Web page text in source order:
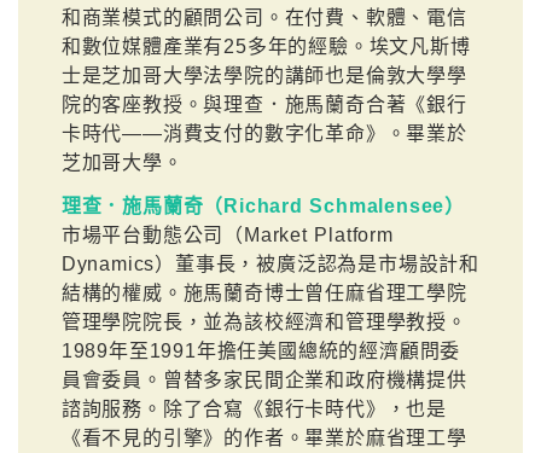
和商業模式的顧問公司。在付費、軟體、電信
和數位媒體產業有25多年的經驗。埃文凡斯博
士是芝加哥大學法學院的講師也是倫敦大學學
院的客座教授。與理查．施馬蘭奇合著《銀行
卡時代——消費支付的數字化革命》。畢業於
芝加哥大學。
理查．施馬蘭奇（Richard Schmalensee）
市場平台動態公司（Market Platform
Dynamics）董事長，被廣泛認為是市場設計和
結構的權威。施馬蘭奇博士曾任麻省理工學院
管理學院院長，並為該校經濟和管理學教授。
1989年至1991年擔任美國總統的經濟顧問委
員會委員。曾替多家民間企業和政府機構提供
諮詢服務。除了合寫《銀行卡時代》，也是
《看不見的引擎》的作者。畢業於麻省理工學